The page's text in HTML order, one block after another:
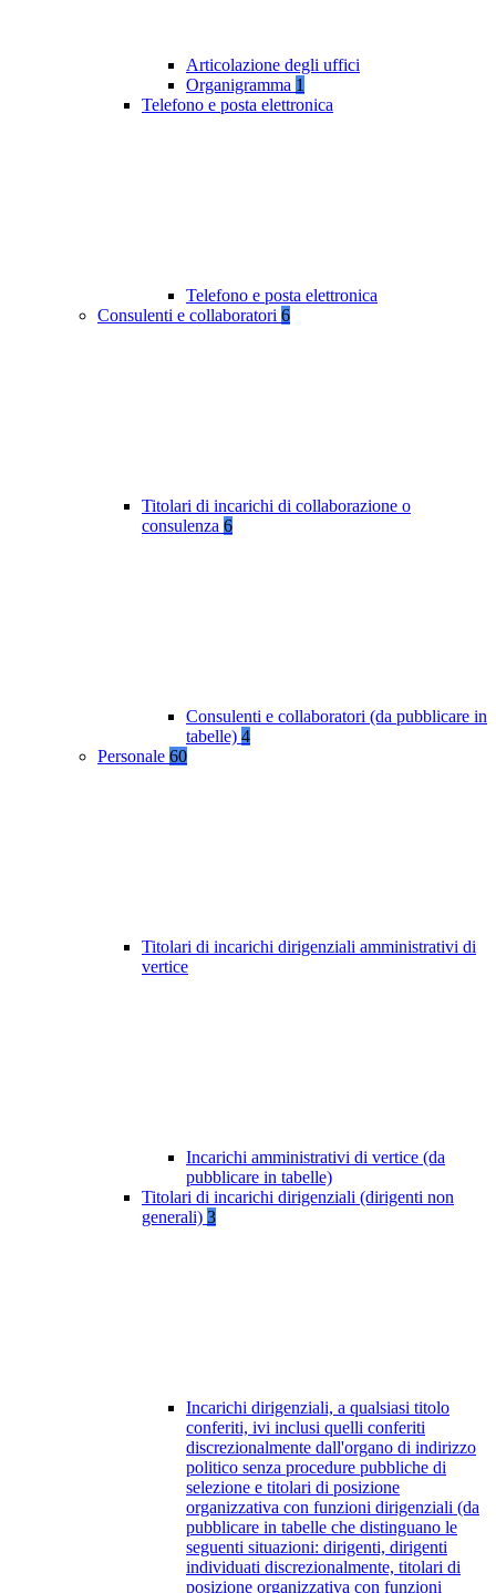
Articolazione degli uffici
Organigramma 1
Telefono e posta elettronica
Telefono e posta elettronica
Consulenti e collaboratori 6
Titolari di incarichi di collaborazione o
consulenza 6
Consulenti e collaboratori (da pubblicare in
tabelle) 4
Personale 60
Titolari di incarichi dirigenziali amministrativi di
vertice
Incarichi amministrativi di vertice (da
pubblicare in tabelle)
Titolari di incarichi dirigenziali (dirigenti non
generali) 3
Incarichi dirigenziali, a qualsiasi titolo
conferiti, ivi inclusi quelli conferiti
discrezionalmente dall'organo di indirizzo
politico senza procedure pubbliche di
selezione e titolari di posizione
organizzativa con funzioni dirigenziali (da
pubblicare in tabelle che distinguano le
seguenti situazioni: dirigenti, dirigenti
individuati discrezionalmente, titolari di
posizione organizzativa con funzioni